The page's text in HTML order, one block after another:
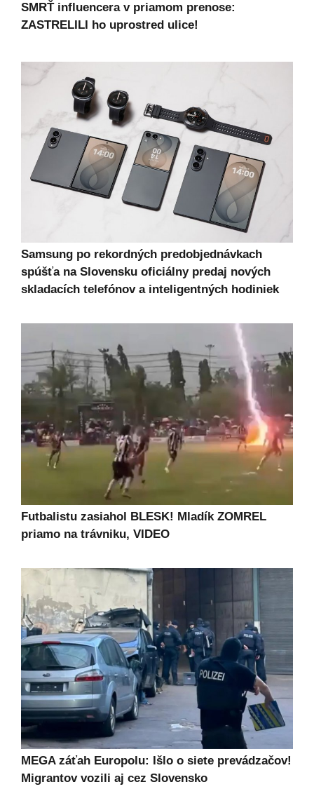
SMRŤ influencera v priamom prenose:
ZASTRELILI ho uprostred ulice!
Samsung po rekordných predobjednávkach
spúšťa na Slovensku oficiálny predaj nových
skladacích telefónov a inteligentných hodiniek
Futbalistu zasiahol BLESK! Mladík ZOMREL
priamo na trávniku, VIDEO
MEGA záťah Europolu: Išlo o siete prevádzačov!
Migrantov vozili aj cez Slovensko